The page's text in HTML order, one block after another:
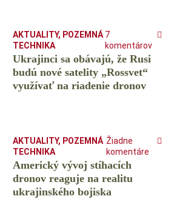
AKTUALITY, POZEMNÁ
TECHNIKA
7
komentárov
Ukrajinci sa obávajú, že Rusi
budú nové satelity „Rossvet“
využívať na riadenie dronov
AKTUALITY, POZEMNÁ
TECHNIKA
Žiadne
komentáre
Americký vývoj stíhacích
dronov reaguje na realitu
ukrajinského bojiska